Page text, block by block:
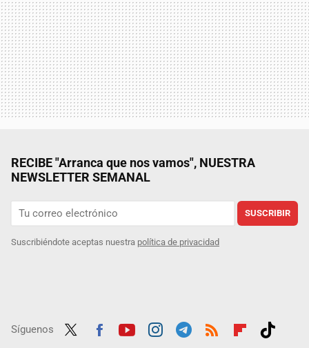
RECIBE "Arranca que nos vamos", NUESTRA
NEWSLETTER SEMANAL
SUSCRIBIR
Suscribiéndote aceptas nuestra política de privacidad
Síguenos